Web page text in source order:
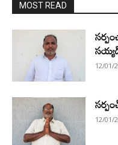
MOST READ
12/01/
12/01/